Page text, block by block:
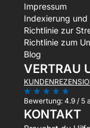
Impressum
Indexierung
Richtlinie zur
Richtlinie zum
Blog
VERTRAU
Bewertung: 4.9 / 5
KONTAKT